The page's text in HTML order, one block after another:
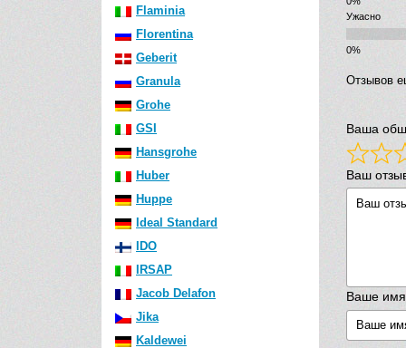
Flaminia
Florentina
Geberit
Granula
Grohe
GSI
Hansgrohe
Huber
Huppe
Ideal Standard
IDO
IRSAP
Jacob Delafon
Jika
Kaldewei
Ужасно
Отзывов
Ваша
Ваш
Ваше имя